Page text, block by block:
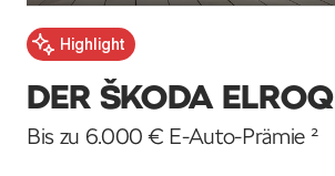
Highlight
DER ŠKODA ELROQ
Bis zu 6.000 € E-Auto-Prämie ²